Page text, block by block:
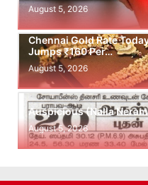
August 5, 2026
Chennai Gold Rate
Jumps ₹160 Per…
August 5, 2026
Auspicious (Nalla
August 5, 2026